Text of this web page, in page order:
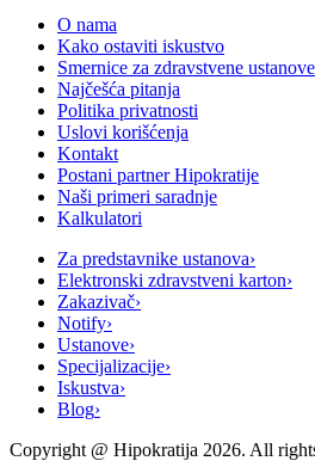
O nama
Kako ostaviti iskustvo
Smernice za zdravstvene ustanove
Najčešća pitanja
Politika privatnosti
Uslovi korišćenja
Kontakt
Postani partner Hipokratije
Naši primeri saradnje
Kalkulatori
Za predstavnike ustanova›
Elektronski zdravstveni karton›
Zakazivač›
Notify›
Ustanove›
Specijalizacije›
Iskustva›
Blog›
Copyright @ Hipokratija 2026. All